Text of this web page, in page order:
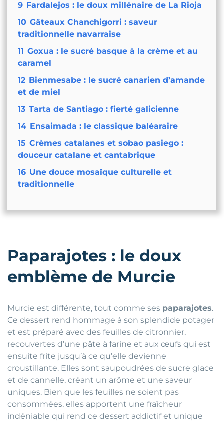
9 Fardalejos : le doux millénaire de La Rioja
10 Gâteaux Chanchigorri : saveur
traditionnelle navarraise
11 Goxua : le sucré basque à la crème et au
caramel
12 Bienmesabe : le sucré canarien d’amande
et de miel
13 Tarta de Santiago : fierté galicienne
14 Ensaimada : le classique baléaraire
15 Crèmes catalanes et sobao pasiego :
douceur catalane et cantabrique
16 Une douce mosaïque culturelle et
traditionnelle
Paparajotes : le doux
emblème de Murcie
Murcie est différente, tout comme ses paparajotes.
Ce dessert rend hommage à son splendide potager
et est préparé avec des feuilles de citronnier,
recouvertes d’une pâte à farine et aux œufs qui est
ensuite frite jusqu’à ce qu’elle devienne
croustillante. Elles sont saupoudrées de sucre glace
et de cannelle, créant un arôme et une saveur
uniques. Bien que les feuilles ne soient pas
consommées, elles apportent une fraîcheur
indéniable qui rend ce dessert addictif et unique